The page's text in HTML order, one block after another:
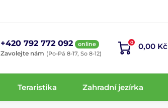
+420 792 772 092 online
Zavolejte nám (Po-Pá 8-17, So 8-12)
0 0,00 Kč
Teraristika Zahradní jezírka